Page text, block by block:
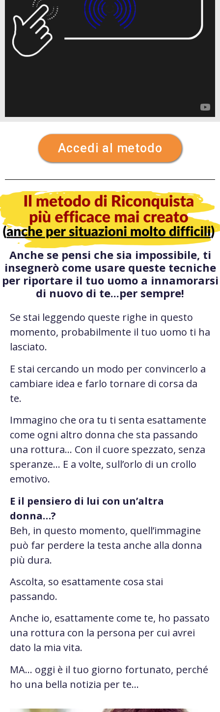
Accedi al metodo
Anche se pensi che sia impossibile, ti
insegnerò come usare queste tecniche
per riportare il tuo uomo a innamorarsi
di nuovo di te...per sempre!
Se stai leggendo queste righe in questo
momento, probabilmente il tuo uomo ti ha
lasciato.
E stai cercando un modo per convincerlo a
cambiare idea e farlo tornare di corsa da
te.
Immagino che ora tu ti senta esattamente
come ogni altro donna che sta passando
una rottura… Con il cuore spezzato, senza
speranze… E a volte, sull’orlo di un crollo
emotivo.
E il pensiero di lui con un’altra
donna…?
Beh, in questo momento, quell’immagine
può far perdere la testa anche alla donna
più dura.
Ascolta, so esattamente cosa stai
passando.
Anche io, esattamente come te, ho passato
una rottura con la persona per cui avrei
dato la mia vita.
MA… oggi è il tuo giorno fortunato, perché
ho una bella notizia per te…